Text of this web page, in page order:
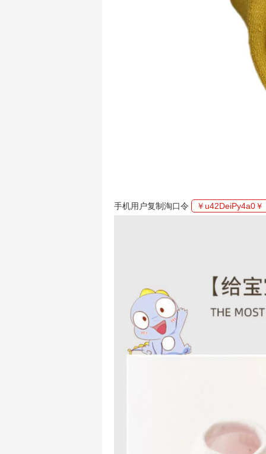
手机用户复制淘口令 ￥u42DeiPy4a0￥